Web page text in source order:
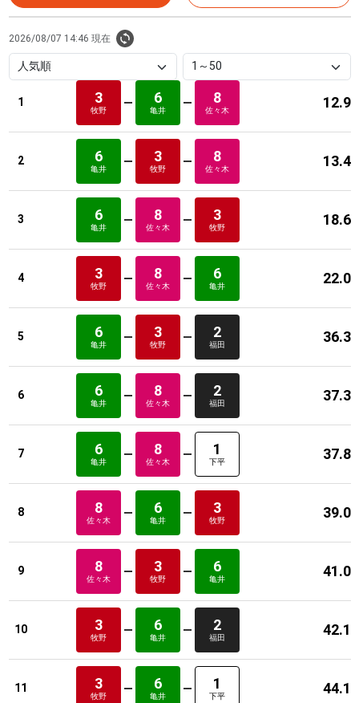
2026/08/07 14:46 現在
1 3
牧野
6
亀井
8
佐々木 12.9
2 6
亀井
3
牧野
8
佐々木 13.4
3 6
亀井
8
佐々木
3
牧野 18.6
4 3
牧野
8
佐々木
6
亀井 22.0
5 6
亀井
3
牧野
2
福田 36.3
6 6
亀井
8
佐々木
2
福田 37.3
7 6
亀井
8
佐々木
1
下平 37.8
8 8
佐々木
6
亀井
3
牧野 39.0
9 8
佐々木
3
牧野
6
亀井 41.0
10 3
牧野
6
亀井
2
福田 42.1
11 3
牧野
6
亀井
1
下平 44.1